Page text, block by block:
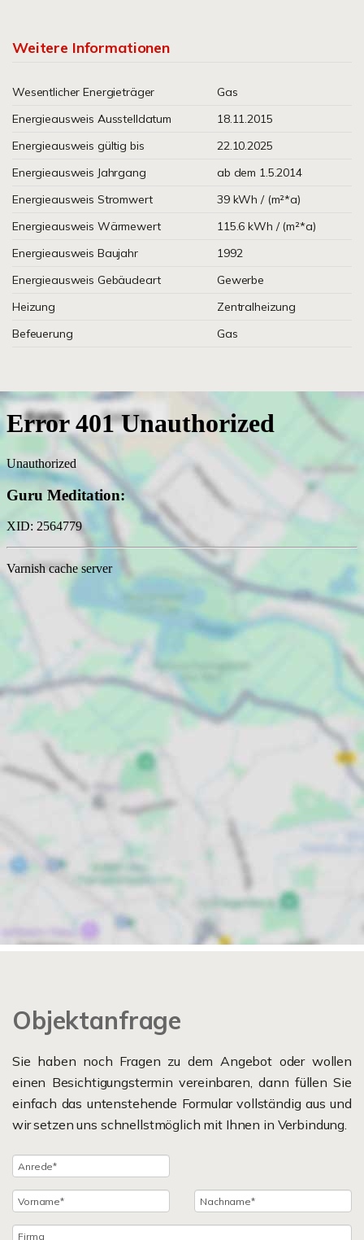
Weitere Informationen
Wesentlicher Energieträger
Gas
Energieausweis Ausstelldatum
18.11.2015
Energieausweis gültig bis
22.10.2025
Energieausweis Jahrgang
ab dem 1.5.2014
Energieausweis Stromwert
39 kWh / (m²*a)
Energieausweis Wärmewert
115.6 kWh / (m²*a)
Energieausweis Baujahr
1992
Energieausweis Gebäudeart
Gewerbe
Heizung
Zentralheizung
Befeuerung
Gas
Objektanfrage
Sie haben noch Fragen zu dem Angebot oder wollen
einen Besichtigungstermin vereinbaren, dann füllen Sie
einfach das untenstehende Formular vollständig aus und
wir setzen uns schnellstmöglich mit Ihnen in Verbindung.